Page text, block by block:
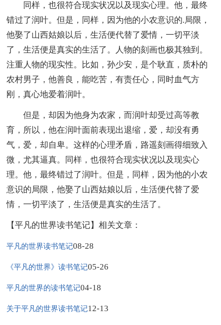
同样，也很符合现实状况以及现实心理。他，最终
错过了润叶。但是，同样，因为他的小农意识的.局限，
他娶了山西姑娘以后，生活便代替了爱情，一切平淡
了，生活便是真实的生活了。人物的刻画也极其独到。
注重人物的现实性。比如，孙少安，是个耿直，质朴的
农村男子，他善良，能吃苦，有责任心，同时血气方
刚，真心地爱着润叶。
但是，却因为他身为农家，而润叶却受过高等教
育，所以，他在润叶面前表现出退缩，爱，却没有勇
气，爱，却自卑。这样的心理矛盾，路遥刻画得细致入
微，尤其逼真。同样，也很符合现实状况以及现实心
理。他，最终错过了润叶。但是，同样，因为他的小农
意识的局限，他娶了山西姑娘以后，生活便代替了爱
情，一切平淡了，生活便是真实的生活了。
【平凡的世界读书笔记】相关文章：
平凡的世界读书笔记08-28
《平凡的世界》读书笔记05-26
平凡的世界的读书笔记04-18
关于平凡的世界读书笔记12-13